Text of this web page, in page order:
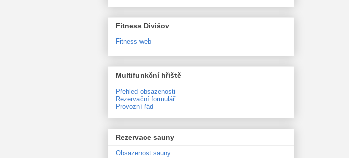
Fitness Divišov
Fitness web
Multifunkční hřiště
Přehled obsazenosti
Rezervační formulář
Provozní řád
Rezervace sauny
Obsazenost sauny